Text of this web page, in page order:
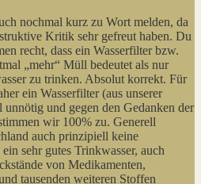
nochmal kurz zu Wort melden, da
Kritik sehr gefreut haben. Du
recht, dass ein Wasserfilter bzw.
„mehr“ Müll bedeutet als nur
zu trinken. Absolut korrekt. Für
ein Wasserfilter (aus unserer
und gegen den Gedanken der
wir 100% zu. Generell
auch prinzipiell keine
sehr gutes Trinkwasser, auch
von Medikamenten,
tausenden weiteren Stoffen